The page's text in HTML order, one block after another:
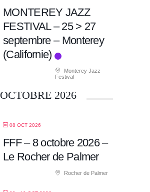
MONTEREY JAZZ
FESTIVAL – 25 > 27
septembre – Monterey
(Californie)
Monterey Jazz
Festival
OCTOBRE 2026
08 OCT 2026
FFF – 8 octobre 2026 –
Le Rocher de Palmer
Rocher de Palmer